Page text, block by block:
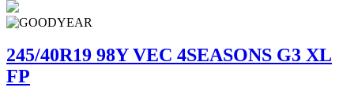
245/40R19 98Y VEC 4SEASONS G3 XL
FP